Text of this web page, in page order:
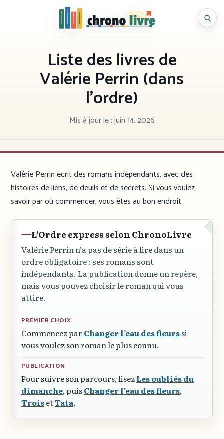
Chronolivre
Liste des livres de
Valérie Perrin (dans
l’ordre)
Mis à jour le :juin 14, 2026
Valérie Perrin écrit des romans indépendants, avec des
histoires de liens, de deuils et de secrets. Si vous voulez
savoir par où commencer, vous êtes au bon endroit.
L’Ordre express selon ChronoLivre
Valérie Perrin n’a pas de série à lire dans un
ordre obligatoire : ses romans sont
indépendants. La publication donne un repère,
mais vous pouvez choisir le roman qui vous
attire.
PREMIER CHOIX
Commencez par Changer l’eau des fleurssi
vous voulez son roman le plus connu.
PUBLICATION
Pour suivre son parcours, lisezLes oubliés du
dimanche, puisChanger l’eau des fleurs,
TroisetTata.